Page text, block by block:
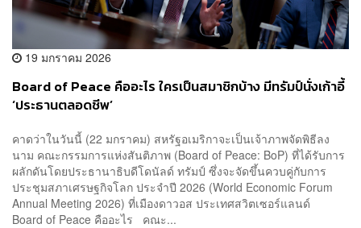
19 มกราคม 2026
Board of Peace คืออะไร ใครเป็นสมาชิกบ้าง มีทรัมป์นั่งเก้าอี้
‘ประธานตลอดชีพ’
คาดว่าในวันนี้ (22 มกราคม) สหรัฐอเมริกาจะเป็นเจ้าภาพจัดพิธีลง
นาม คณะกรรมการแห่งสันติภาพ (Board of Peace: BoP) ที่ได้รับการ
ผลักดันโดยประธานาธิบดีโดนัลด์ ทรัมป์ ซึ่งจะจัดขึ้นควบคู่กับการ
ประชุมสภาเศรษฐกิจโลก ประจำปี 2026 (World Economic Forum
Annual Meeting 2026) ที่เมืองดาวอส ประเทศสวิตเซอร์แลนด์
Board of Peace คืออะไร คณะ...